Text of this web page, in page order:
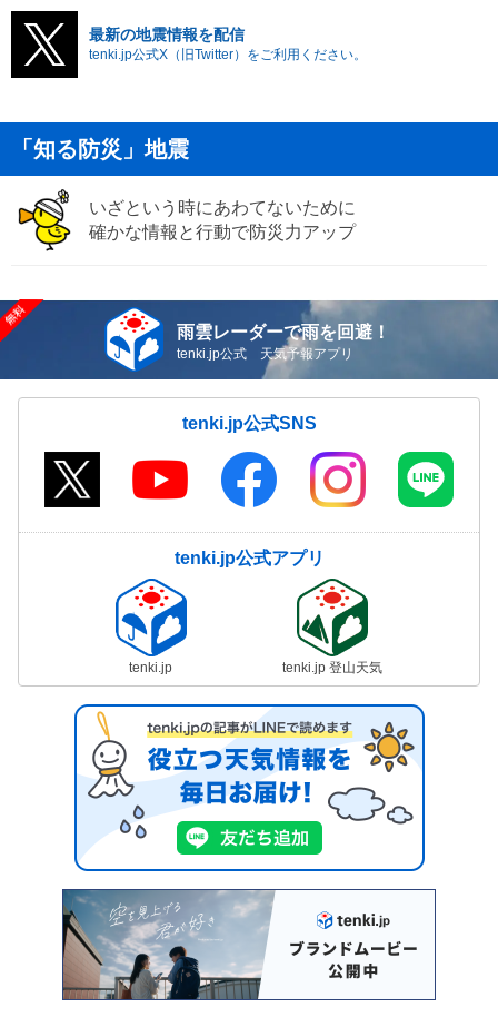
最新の地震情報を配信
tenki.jp公式X（旧Twitter）をご利用ください。
「知る防災」地震
いざという時にあわてないために
確かな情報と行動で防災力アップ
雨雲レーダーで雨を回避！
tenki.jp公式 天気予報アプリ
tenki.jp公式SNS
tenki.jp公式アプリ
tenki.jp tenki.jp 登山天気